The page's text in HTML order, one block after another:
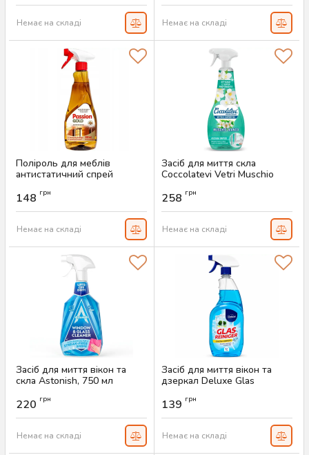
Немає на складі Немає на складі
Поліроль для меблів
антистатичний спрей
Артикул:
148 грн
Немає на складі
Засіб для миття скла
Coccolatevi Vetri Muschio
Артикул:
258 грн
Немає на складі
Засіб для миття вікон та
скла Astonish, 750 мл
220 грн
Немає на складі
Засіб для миття вікон та
дзеркал Deluxe Glas
Артикул:
139 грн
Немає на складі